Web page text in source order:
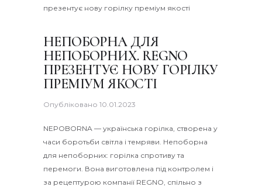
НЕПОБОРНА ДЛЯ
НЕПОБОРНИХ. REGNO
ПРЕЗЕНТУЄ НОВУ ГОРІЛКУ
ПРЕМІУМ ЯКОСТІ
Опубліковано 10.01.2023
NEPOBORNA — українська горілка, створена у
часи боротьби світла і темряви. Непоборна
для непоборних: горілка спротиву та
перемоги. Вона виготовлена під контролем і
за рецептурою компанії REGNO, спільно з